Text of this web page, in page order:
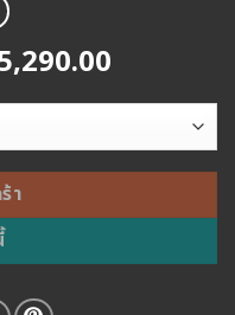
฿
through
฿
า